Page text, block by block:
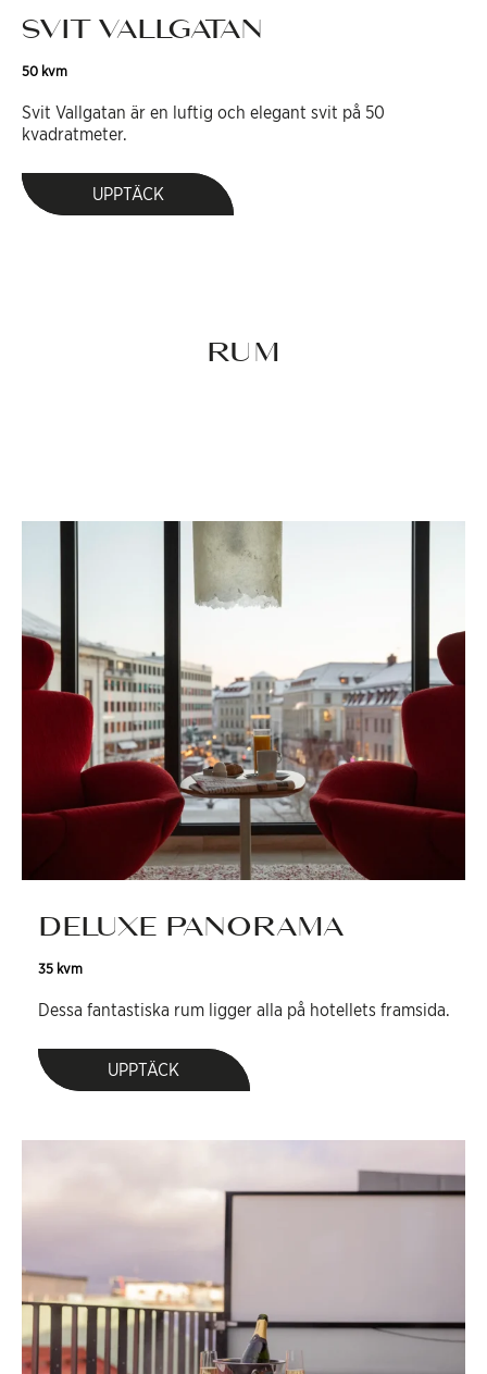
SVIT VALLGATAN
50 kvm
Svit Vallgatan är en luftig och elegant svit på 50
kvadratmeter.
UPPTÄCK
RUM
DELUXE PANORAMA
35 kvm
Dessa fantastiska rum ligger alla på hotellets framsida.
UPPTÄCK